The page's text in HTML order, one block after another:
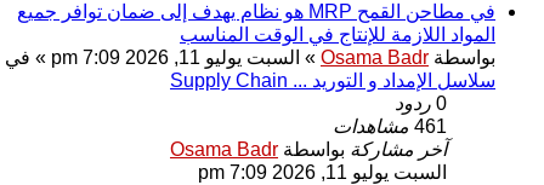
في مطاحن القمح MRP هو نظام يهدف إلى ضمان توافر جميع
المواد اللازمة للإنتاج في الوقت المناسب
بواسطة Osama Badr » السبت يوليو 11, 2026 7:09 pm » في
سلاسل الإمداد و التوريد ... Supply Chain
0 ردود
461 مشاهدات
آخر مشاركة بواسطة Osama Badr
السبت يوليو 11, 2026 7:09 pm